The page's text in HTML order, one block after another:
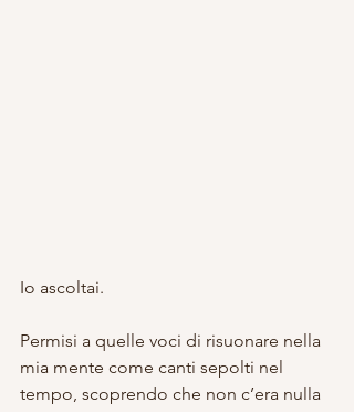
Io ascoltai.
Permisi a quelle voci di risuonare nella
mia mente come canti sepolti nel
tempo, scoprendo che non c’era nulla